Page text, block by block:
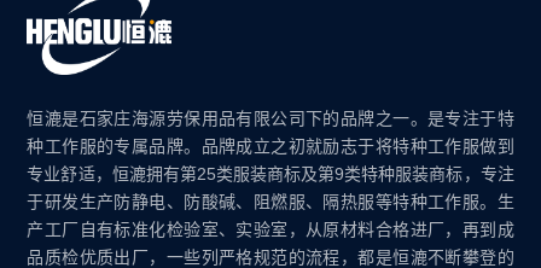
恒漉是石家庄海源劳保用品有限公司下的品牌之一。是专注于特
种工作服的专属品牌。品牌成立之初就励志于将特种工作服做到
专业舒适，恒漉拥有第25类服装商标及第9类特种服装商标，专注
于研发生产防静电、防酸碱、阻燃服、隔热服等特种工作服。生
产工厂自有标准化检验室、实验室，从原材料合格进厂，再到成
品质检优质出厂，一些列严格规范的流程，都是恒漉不断攀登的